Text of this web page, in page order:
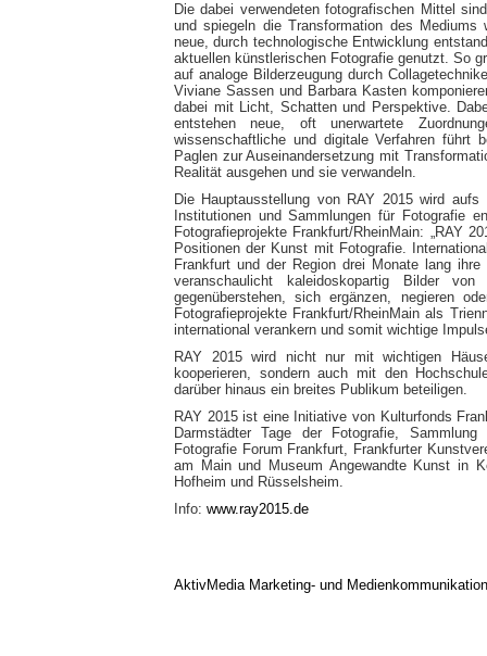
Die dabei verwendeten fotografischen Mittel
und spiegeln die Transformation des Mediums
neue, durch technologische Entwicklung
aktuellen künstlerischen Fotografie genutzt. So
auf analoge Bilderzeugung durch
Viviane Sassen und Barbara Kasten
dabei mit Licht, Schatten und Perspektive.
entstehen neue, oft unerwartete
wissenschaftliche und digitale Verfahren führt
Paglen zur Auseinandersetzung mit
Realität ausgehen und sie verwandeln.
Die Hauptausstellung von RAY 2015 wird
Institutionen und Sammlungen für Fotografie
Fotografieprojekte Frankfurt/RheinMain: „RAY
Positionen der Kunst mit Fotografie.
Frankfurt und der Region drei Monate lang
veranschaulicht kaleidoskopartig Bilder
gegenüberstehen, sich ergänzen, negieren
Fotografieprojekte Frankfurt/RheinMain als
international verankern und somit wichtige
RAY 2015 wird nicht nur mit wichtigen
kooperieren, sondern auch mit den
darüber hinaus ein breites Publikum beteiligen.
RAY 2015 ist eine Initiative von Kulturfonds
Darmstädter Tage der Fotografie,
Fotografie Forum Frankfurt, Frankfurter
am Main und Museum Angewandte Kunst in
Hofheim und Rüsselsheim.
Info: www.ray2015.de
AktivMedia Marketing- und